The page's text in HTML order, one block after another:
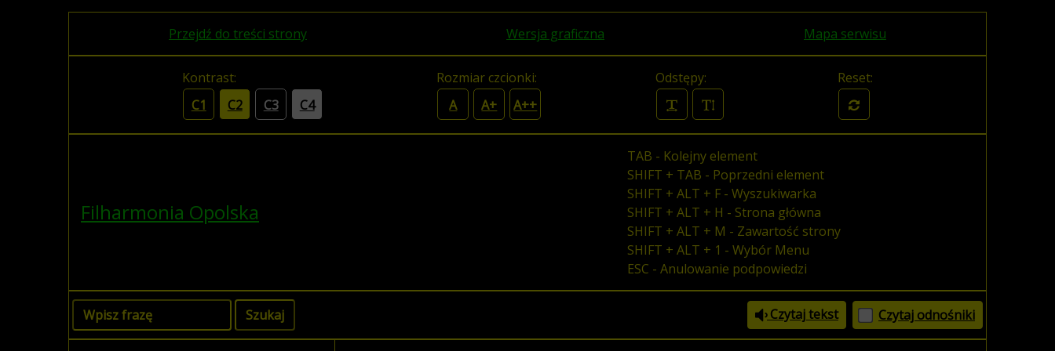
Przejdź do treści strony Wersja graficzna Mapa serwisu
Kontrast:
C1
C2 C3 C4
Rozmiar czcionki:
A
A+ A++
Odstępy: Reset:
Filharmonia Opolska
TAB - Kolejny element
SHIFT + TAB - Poprzedni element
SHIFT + ALT + F - Wyszukiwarka
SHIFT + ALT + H - Strona główna
SHIFT + ALT + M - Zawartość strony
SHIFT + ALT + 1 - Wybór Menu
ESC - Anulowanie podpowiedzi
Czytaj tekst Czytaj odnośniki